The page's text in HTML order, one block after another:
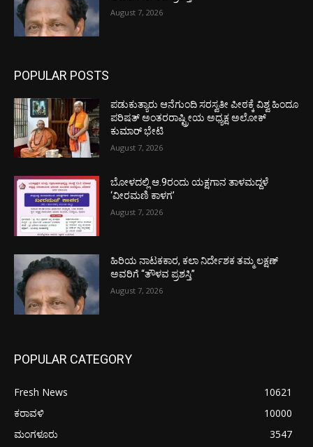
August 7, 2026
POPULAR POSTS
ಪಡುಕುತ್ಯಾರು ಆನೆಗುಂದಿ ಸರಸ್ವತೀ ಪೀಠಕ್ಕೆ ವಿಶ್ವ ಹಿಂದೂ
ಪರಿಷತ್ ಅಂತರರಾಷ್ಟ್ರೀಯ ಅಧ್ಯಕ್ಷ ಅಲೋಕ್
ಕುಮಾರ್ ಭೇಟಿ
August 7, 2026
ಬೋಳದಲ್ಲಿ ಆ.9ರಂದು ಯಕ್ಷಗಾನ ತಾಳಮದ್ದಳೆ
‘ವೀರಮಣಿ ಕಾಳಗ’
August 7, 2026
ಹಿರಿಯ ನಾಟಕಕಾರ, ಕಲಾ ನಿರ್ದೇಶಕ ತಮ್ಮ ಲಕ್ಷಣ್
ಅವರಿಗೆ “ತೌಳವ ಪ್ರಶಸ್ತಿ”
August 7, 2026
POPULAR CATEGORY
Fresh News
10621
ಕರಾವಳಿ
10000
ಮಂಗಳೂರು
3547